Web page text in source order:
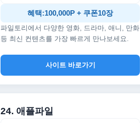
혜택:100,000P + 쿠폰10장
파일토리에서 다양한 영화, 드라마, 애니, 만화
등 최신 컨텐츠를 가장 빠르게 만나보세요.
사이트 바로가기
24. 애플파일